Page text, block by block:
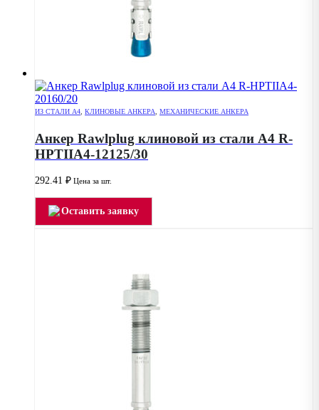
ИЗ СТАЛИ А4, КЛИНОВЫЕ АНКЕРА, МЕХАНИЧЕСКИЕ АНКЕРА
Анкер Rawlplug клиновой из стали А4 R-
HPTIIA4-12125/30
292.41 ₽ Цена за шт.
Оставить заявку